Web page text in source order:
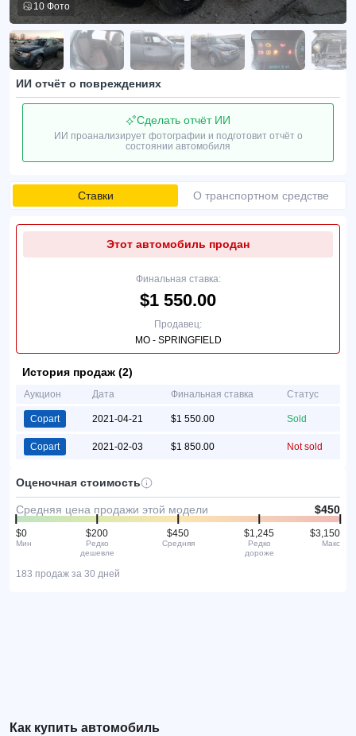
10 Фото
ИИ отчёт о повреждениях
Сделать отчёт ИИ
ИИ проанализирует фотографии и подготовит отчёт о
состоянии автомобиля
Ставки О транспортном средстве
Этот автомобиль продан
Финальная ставка:
$1 550.00
Продавец:
MO - SPRINGFIELD
История продаж (2)
Аукцион Дата Финальная ставка Статус
Copart 2021-04-21 $1 550.00 Sold
Copart 2021-02-03 $1 850.00 Not sold
Оценочная стоимость
Средняя цена продажи этой модели $450
$0
Мин
$200
Редко
дешевле
$450
Средняя
$1,245
Редко
дороже
$3,150
Макс
183 продаж за 30 дней
Как купить автомобиль